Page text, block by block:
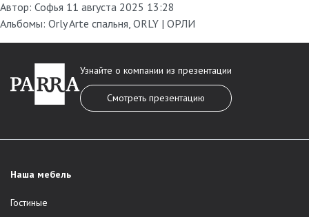
Автор: Софья 11 августа 2025 13:28
Альбомы: Orly Arte спальня, ORLY | ОРЛИ
Наша мебель
Гостиные
Узнайте о компании из презентации
Смотреть презентацию